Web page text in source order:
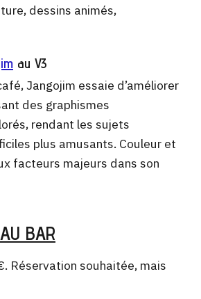
dessins animés,
au V3
Jangojim essaie d’améliorer
des graphismes
rendant les sujets
plus amusants. Couleur et
facteurs majeurs dans son
BAR
Réservation souhaitée, mais